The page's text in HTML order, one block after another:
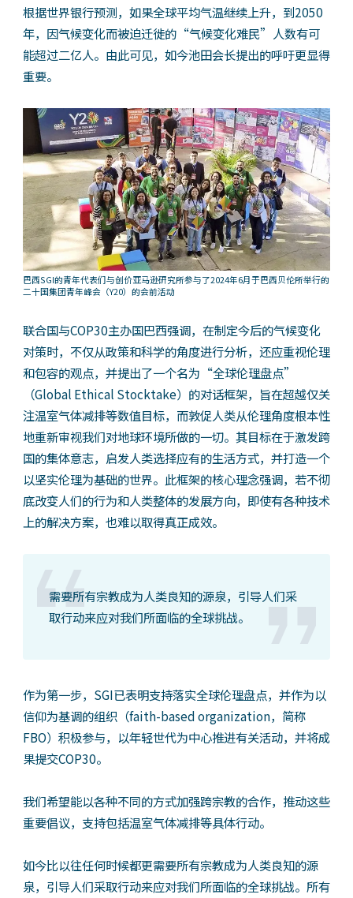
根据世界银行预测，如果全球平均气温继续上升，到2050
年，因气候变化而被迫迁徙的“气候变化难民”人数有可
能超过二亿人。由此可见，如今池田会长提出的呼吁更显得
重要。
巴西SGI的青年代表们与创价亚马逊研究所参与了2024年6月于巴西贝伦所举行的
二十国集团青年峰会（Y20）的会前活动
联合国与COP30主办国巴西强调，在制定今后的气候变化
对策时，不仅从政策和科学的角度进行分析，还应重视伦理
和包容的观点，并提出了一个名为“全球伦理盘点”
（Global Ethical Stocktake）的对话框架，旨在超越仅关
注温室气体减排等数值目标，而敦促人类从伦理角度根本性
地重新审视我们对地球环境所做的一切。其目标在于激发跨
国的集体意志，启发人类选择应有的生活方式，并打造一个
以坚实伦理为基础的世界。此框架的核心理念强调，若不彻
底改变人们的行为和人类整体的发展方向，即使有各种技术
上的解决方案，也难以取得真正成效。
需要所有宗教成为人类良知的源泉，引导人们采
取行动来应对我们所面临的全球挑战。
作为第一步，SGI已表明支持落实全球伦理盘点，并作为以
信仰为基调的组织（faith-based organization，简称
FBO）积极参与，以年轻世代为中心推进有关活动，并将成
果提交COP30。
我们希望能以各种不同的方式加强跨宗教的合作，推动这些
重要倡议，支持包括温室气体减排等具体行动。
如今比以往任何时候都更需要所有宗教成为人类良知的源
泉，引导人们采取行动来应对我们所面临的全球挑战。所有